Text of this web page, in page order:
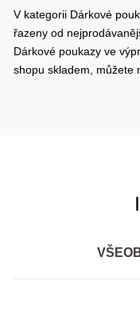
V kategorii Dárkové
řazeny od
Dárkové poukazy ve
shopu skladem, můžete